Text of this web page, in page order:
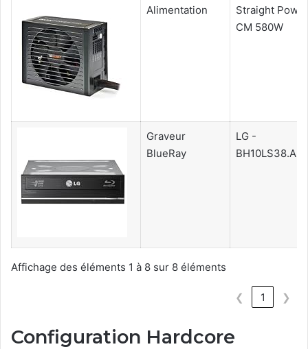
Alimentation
Straight
CM 580W
Graveur
BlueRay
LG -
Affichage des éléments 1 à 8 sur 8 éléments
❮ 1 ❯
Configuration Hardcore